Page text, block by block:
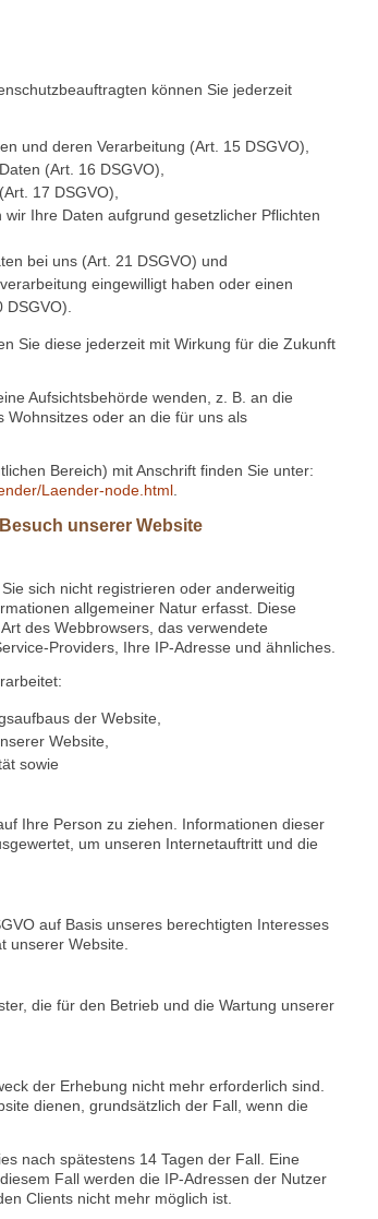
können Sie jederzeit
und deren Verarbeitung (Art. 15 DSGVO),
17 DSGVO),
Ihre Daten aufgrund gesetzlicher Pflichten
bei uns (Art. 21 DSGVO) und
eingewilligt haben oder einen
Sie diese jederzeit mit Wirkung für die Zukunft
Aufsichtsbehörde wenden, z. B. an die
oder an die für uns als
Bereich) mit Anschrift finden Sie unter:
Laender-node.html.
unserer Website
sich nicht registrieren oder anderweitig
allgemeiner Natur erfasst. Diese
des Webbrowsers, das verwendete
der Website,
Website,
sowie
Ihre Person zu ziehen. Informationen dieser
um unseren Internetauftritt und die
auf Basis unseres berechtigten Interesses
unserer Website.
die für den Betrieb und die Wartung unserer